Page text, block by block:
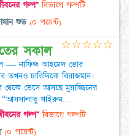
গল্প"বিভাগে গল্পটি
শুভ (০ পয়েন্ট)
সকাল
— নাফিজ আহমেদ ভোর
চারিদিকে বিরাজমান।
থেকে ভেসে আসছে মুয়াজ্জিনের
“আসসালাতু খাইরুম....
গল্প"বিভাগে গল্পটি
(০ পয়েন্ট)
☆☆☆☆☆